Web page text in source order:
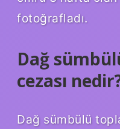
fotoğrafladı.
Dağ
cezası
Dağ sümbülü